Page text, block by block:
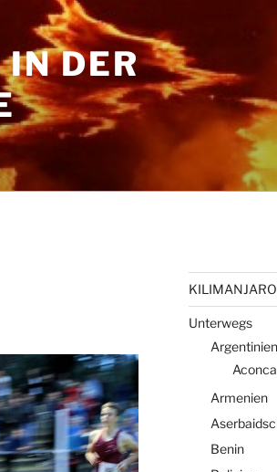
IN DER
Unterwegs
Argentinien
Armenien
Benin